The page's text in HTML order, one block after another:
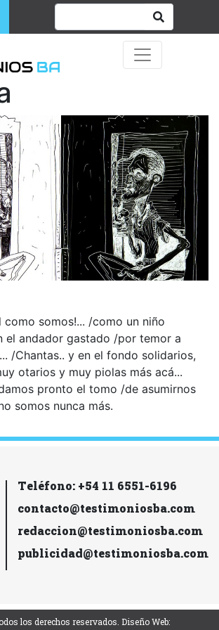
como somos!... /como un niño
el andador gastado /por temor a
/Chantas.. y en el fondo solidarios,
otarios y muy piolas más acá...
pronto el tomo /de asumirnos
somos nunca más.
Teléfono: +54 11 6551-6196
contacto@testimoniosba.com
redaccion@testimoniosba.com
publicidad@testimoniosba.com
los derechos reservados. Diseño Web: